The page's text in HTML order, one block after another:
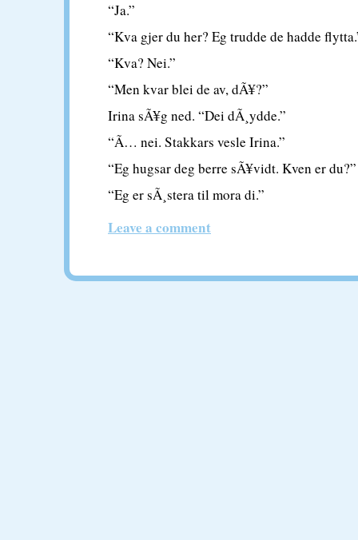
“Ja.”
“Kva gjer du her? Eg trudde de hadde
“Kva? Nei.”
“Men kvar blei de av, dÃ¥?”
Irina sÃ¥g ned. “Dei dÃ¸ydde.”
“Ã… nei. Stakkars vesle Irina.”
“Eg hugsar deg berre sÃ¥vidt. Kven er du?”
“Eg er sÃ¸stera til mora di.”
Leave a comment